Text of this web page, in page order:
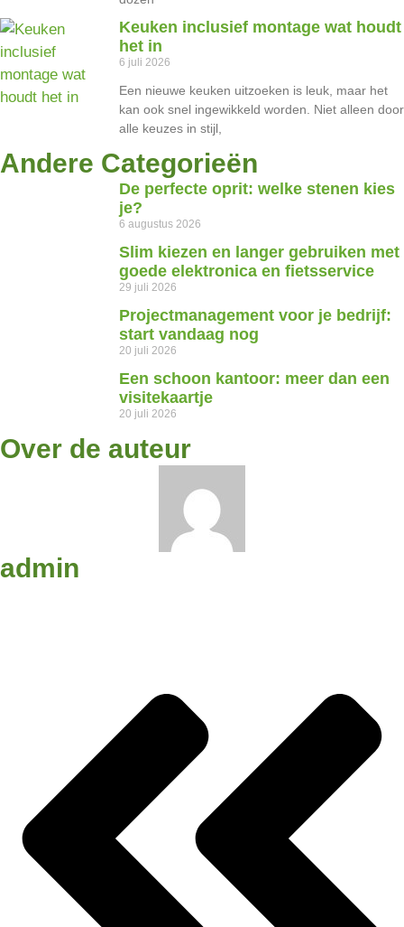
Keuken inclusief montage wat houdt
het in
6 juli 2026
Een nieuwe keuken uitzoeken is leuk, maar het
kan ook snel ingewikkeld worden. Niet alleen door
alle keuzes in stijl,
Andere Categorieën
De perfecte oprit: welke stenen kies
je?
6 augustus 2026
Slim kiezen en langer gebruiken met
goede elektronica en fietsservice
29 juli 2026
Projectmanagement voor je bedrijf:
start vandaag nog
20 juli 2026
Een schoon kantoor: meer dan een
visitekaartje
20 juli 2026
Over de auteur
admin